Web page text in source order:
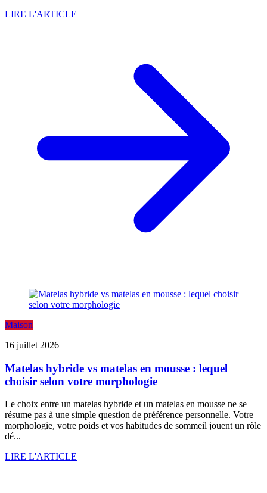
LIRE L'ARTICLE
Maison
16 juillet 2026
Matelas hybride vs matelas en mousse : lequel
choisir selon votre morphologie
Le choix entre un matelas hybride et un matelas en mousse ne se
résume pas à une simple question de préférence personnelle. Votre
morphologie, votre poids et vos habitudes de sommeil jouent un rôle
dé...
LIRE L'ARTICLE